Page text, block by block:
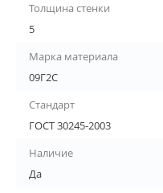
Толщина стенки
5
Марка материала
09Г2С
Стандарт
ГОСТ 30245-2003
Наличие
Да